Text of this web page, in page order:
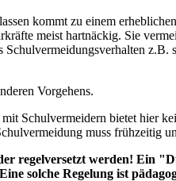
kommt zu einem
meist hartnäckig. Sie
Vorgehens.
Schulvermeidern bietet hier
muss frühzeitig
regelversetzt werden! Ein
solche Regelung ist